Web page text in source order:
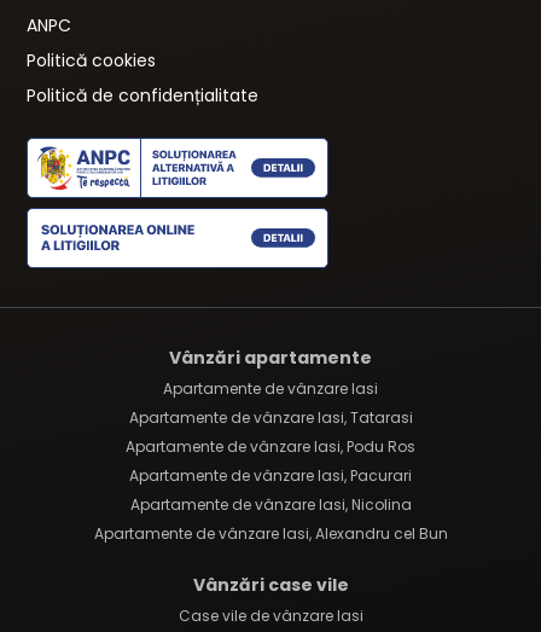
ANPC
Politică cookies
Politică de confidențialitate
Vânzări apartamente
Apartamente de vânzare Iasi
Apartamente de vânzare Iasi, Tatarasi
Apartamente de vânzare Iasi, Podu Ros
Apartamente de vânzare Iasi, Pacurari
Apartamente de vânzare Iasi, Nicolina
Apartamente de vânzare Iasi, Alexandru cel Bun
Vânzări case vile
Case vile de vânzare Iasi